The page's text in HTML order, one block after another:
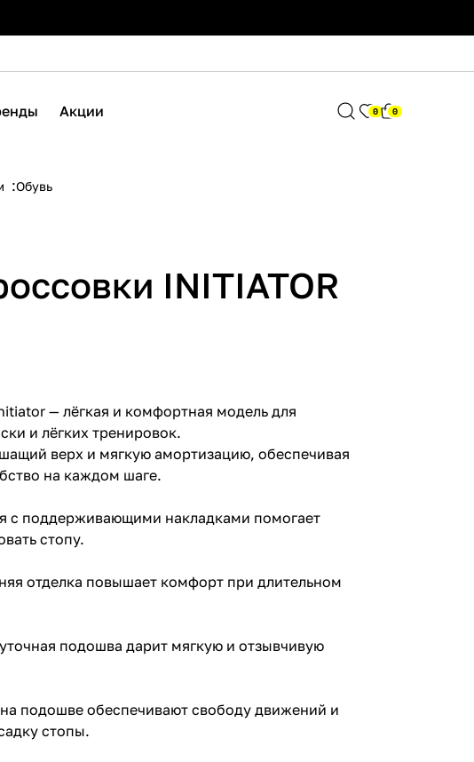
Акции 0 0
Обувь
INITIATOR
— лёгкая и комфортная модель для
и лёгких тренировок.
верх и мягкую амортизацию, обеспечивая
на каждом шаге.
с поддерживающими накладками помогает
стопу.
отделка повышает комфорт при длительном
подошва дарит мягкую и отзывчивую
подошве обеспечивают свободу движений и
стопы.